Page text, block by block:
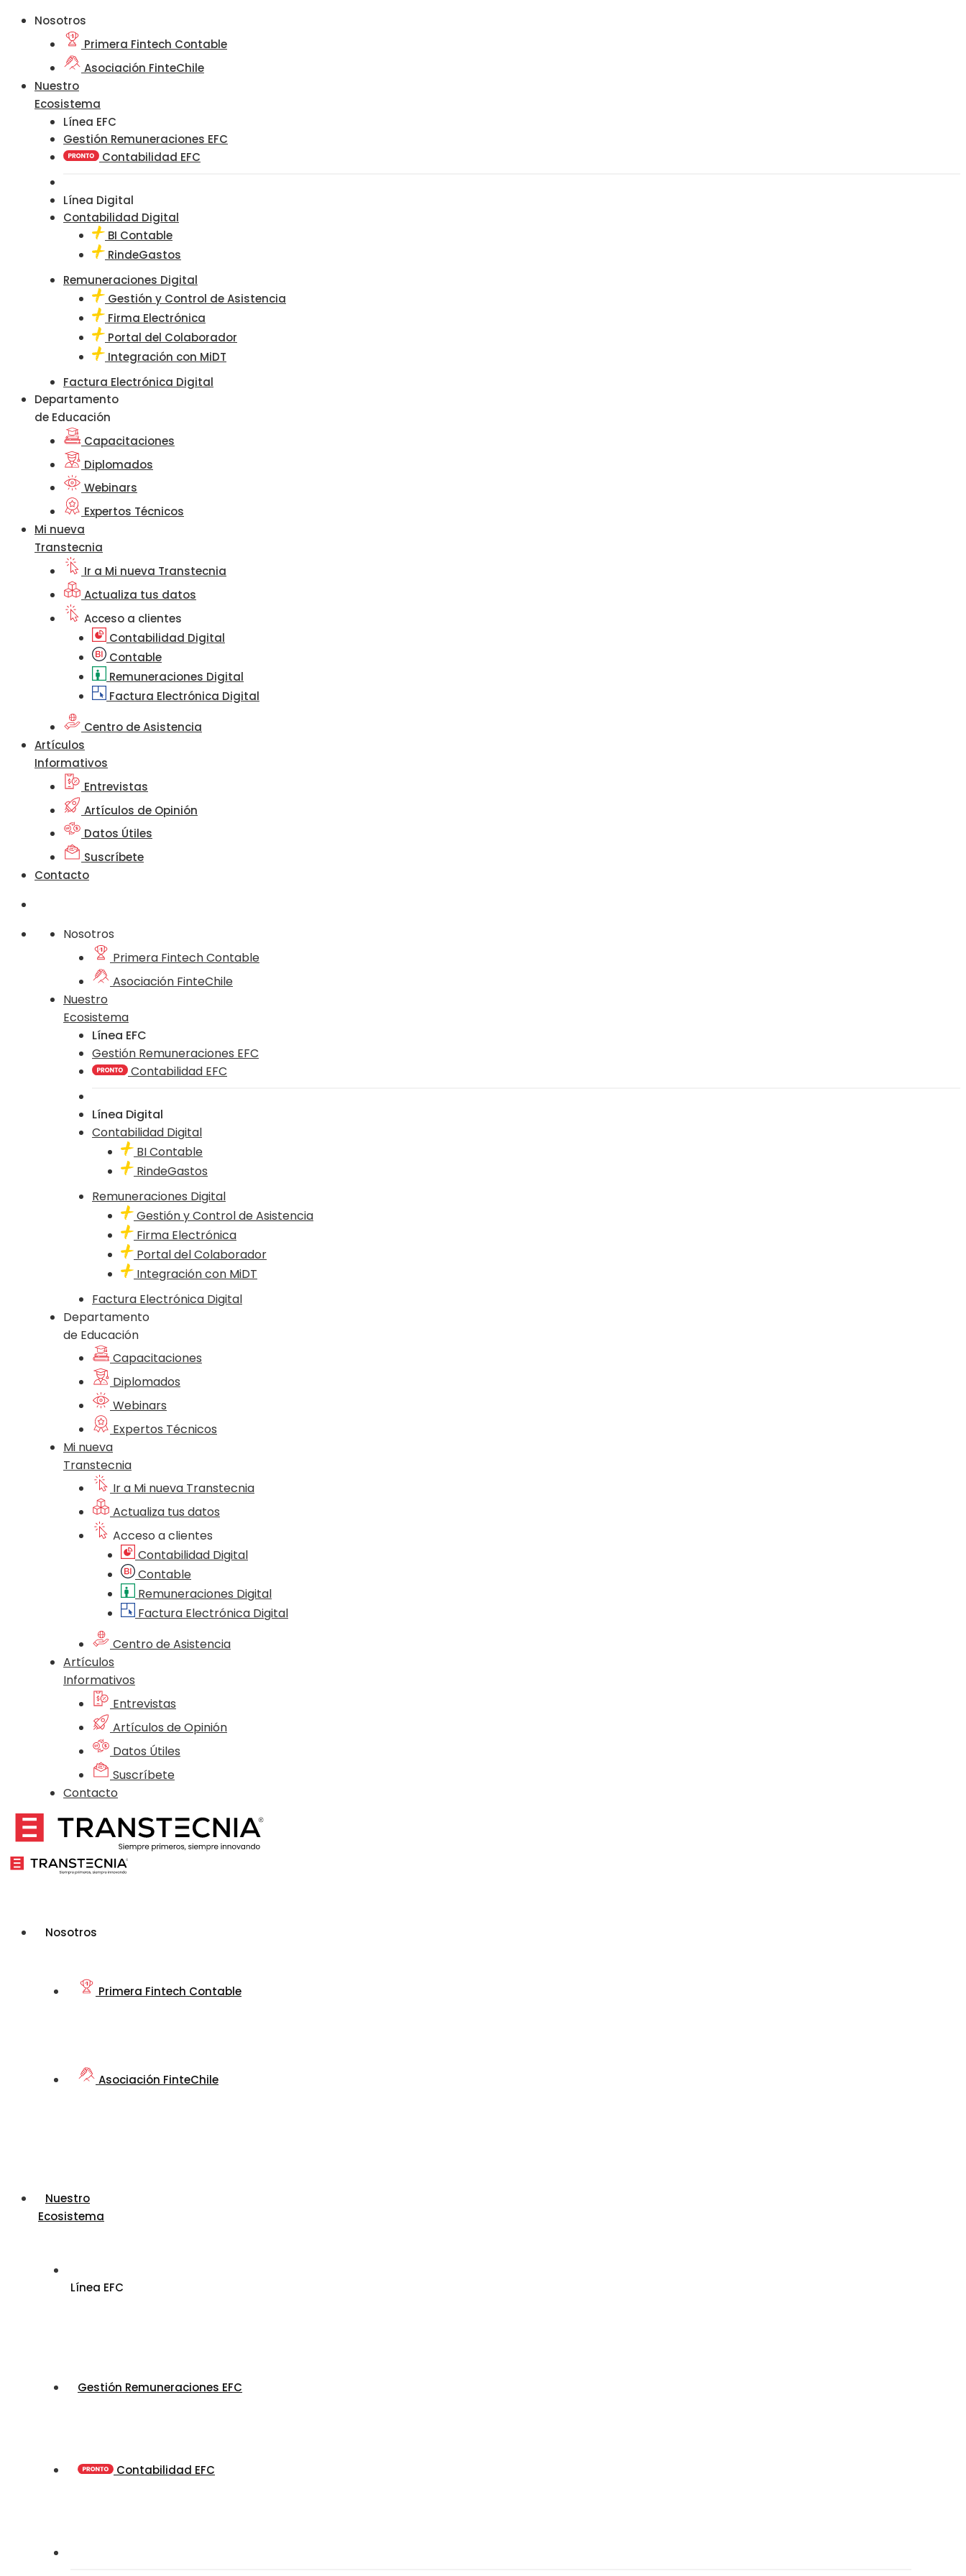
Nosotros
Primera Fintech Contable
Asociación FinteChile
Nuestro
Ecosistema
Línea EFC
Gestión Remuneraciones EFC
Contabilidad EFC
Línea Digital
Contabilidad Digital
BI Contable
RindeGastos
Remuneraciones Digital
Gestión y Control de Asistencia
Firma Electrónica
Portal del Colaborador
Integración con MiDT
Factura Electrónica Digital
Departamento
de Educación
Capacitaciones
Diplomados
Webinars
Expertos Técnicos
Mi nueva
Transtecnia
Ir a Mi nueva Transtecnia
Actualiza tus datos
Acceso a clientes
Contabilidad Digital
Contable
Remuneraciones Digital
Factura Electrónica Digital
Centro de Asistencia
Artículos
Informativos
Entrevistas
Artículos de Opinión
Datos Útiles
Suscríbete
Contacto
Nosotros
Primera Fintech Contable
Asociación FinteChile
Nuestro
Ecosistema
Línea EFC
Gestión Remuneraciones EFC
Contabilidad EFC
Línea Digital
Contabilidad Digital
BI Contable
RindeGastos
Remuneraciones Digital
Gestión y Control de Asistencia
Firma Electrónica
Portal del Colaborador
Integración con MiDT
Factura Electrónica Digital
Departamento
de Educación
Capacitaciones
Diplomados
Webinars
Expertos Técnicos
Mi nueva
Transtecnia
Ir a Mi nueva Transtecnia
Actualiza tus datos
Acceso a clientes
Contabilidad Digital
Contable
Remuneraciones Digital
Factura Electrónica Digital
Centro de Asistencia
Artículos
Informativos
Entrevistas
Artículos de Opinión
Datos Útiles
Suscríbete
Contacto
Nosotros
Primera Fintech Contable
Asociación FinteChile
Nuestro
Ecosistema
Línea EFC
Gestión Remuneraciones EFC
Contabilidad EFC